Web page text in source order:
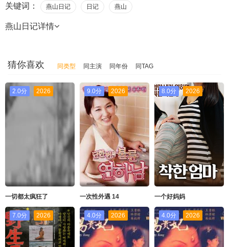
关键词： 燕山日记 日记 燕山
燕山日记详情
猜你喜欢 同类型 同主演 同年份 同TAG
2.0分 2026
一切都太疯狂了
9.0分 2026
一次性外遇 14
8.0分 2026
一个好妈妈
7.0分 2026 4.0分 2026 4.0分 2026